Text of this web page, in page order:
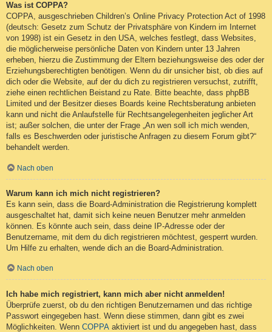
Was ist COPPA?
COPPA, ausgeschrieben Children’s Online Privacy Protection Act of 1998
(deutsch: Gesetz zum Schutz der Privatsphäre von Kindern im Internet
von 1998) ist ein Gesetz in den USA, welches festlegt, dass Websites,
die möglicherweise persönliche Daten von Kindern unter 13 Jahren
erheben, hierzu die Zustimmung der Eltern beziehungsweise des oder der
Erziehungsberechtigten benötigen. Wenn du dir unsicher bist, ob dies auf
dich oder die Website, auf der du dich zu registrieren versuchst, zutrifft,
ziehe einen rechtlichen Beistand zu Rate. Bitte beachte, dass phpBB
Limited und der Besitzer dieses Boards keine Rechtsberatung anbieten
kann und nicht die Anlaufstelle für Rechtsangelegenheiten jeglicher Art
ist; außer solchen, die unter der Frage „An wen soll ich mich wenden,
falls es Beschwerden oder juristische Anfragen zu diesem Forum gibt?“
behandelt werden.
Nach oben
Warum kann ich mich nicht registrieren?
Es kann sein, dass die Board-Administration die Registrierung komplett
ausgeschaltet hat, damit sich keine neuen Benutzer mehr anmelden
können. Es könnte auch sein, dass deine IP-Adresse oder der
Benutzername, mit dem du dich registrieren möchtest, gesperrt wurden.
Um Hilfe zu erhalten, wende dich an die Board-Administration.
Nach oben
Ich habe mich registriert, kann mich aber nicht anmelden!
Überprüfe zuerst, ob du den richtigen Benutzernamen und das richtige
Passwort eingegeben hast. Wenn diese stimmen, dann gibt es zwei
Möglichkeiten. Wenn COPPA aktiviert ist und du angegeben hast, dass